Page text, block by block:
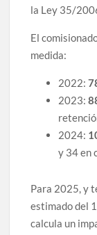
la Ley 35/
El
medida:
2022:
2023:
2024:
y 34 en
Para 2025, y
estimado del
calcula un